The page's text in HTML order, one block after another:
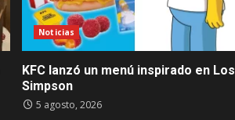
Noticias
KFC lanzó un menú inspirado en Los
Simpson
5 agosto, 2026